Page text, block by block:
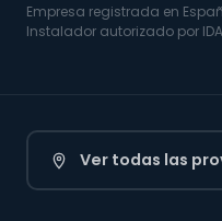
Empresa registrada en
Instalador autorizado por
Ver todas las